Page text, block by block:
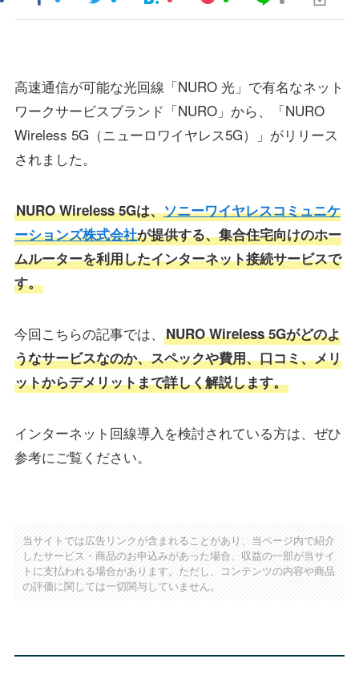
高速通信が可能な光回線「NURO 光」で有名なネット
ワークサービスブランド「NURO」から、「NURO
Wireless 5G（ニューロワイヤレス5G）」がリリース
されました。
NURO Wireless 5Gは、ソニーワイヤレスコミュニケ
ーションズ株式会社が提供する、集合住宅向けのホー
ムルーターを利用したインターネット接続サービスで
す。
今回こちらの記事では、
NURO Wireless 5Gがどのよ
うなサービスなのか、スペックや費用、口コミ、メリ
ットからデメリットまで詳しく解説します。
インターネット回線導入を検討されている方は、ぜひ
参考にご覧ください。
当サイトでは広告リンクが含まれることがあり、当ページ内で紹介
したサービス・商品のお申込みがあった場合、収益の一部が当サイ
トに支払われる場合があります。ただし、コンテンツの内容や商品
の評価に関しては一切関与していません。